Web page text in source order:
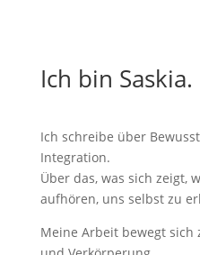
Ich bin Saskia.
Ich schreibe über
Integration.
Über das, was sich zeigt,
aufhören, uns selbst zu
Meine Arbeit bewegt sich